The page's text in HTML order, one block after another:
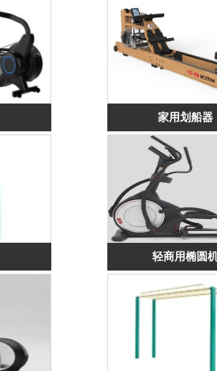
家用划船器
轻商用椭圆